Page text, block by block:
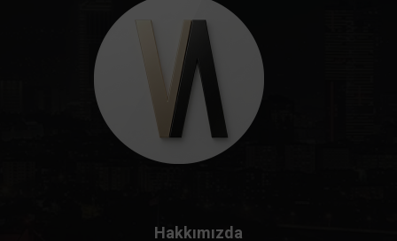
Hakkımızda